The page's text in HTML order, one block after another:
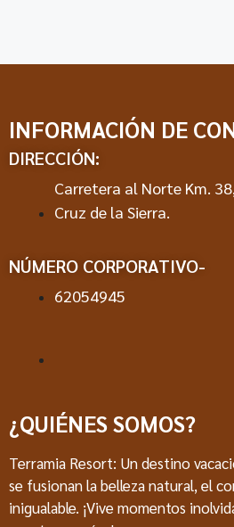
INFORMACIÓN DE
DIRECCIÓN:
Carretera al Norte Km.
Cruz de la Sierra.
NÚMERO CORPORATIVO-
62054945
¿QUIÉNES SOMOS?
Terramia Resort: Un destino
se fusionan la belleza natural, el
inigualable. ¡Vive momentos